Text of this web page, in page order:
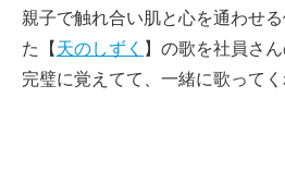
親子で触れ合い肌と心を通わせ
た【 天のしずく 】の歌を社員さ
完璧に覚えてて、一緒に歌ってく